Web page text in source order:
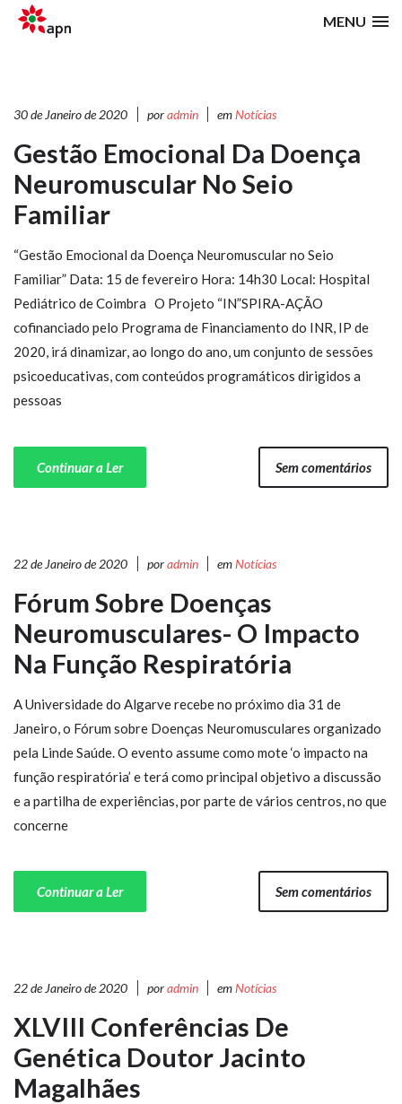
MENU
30 de Janeiro de 2020 poradmin emNotícias
Gestão Emocional Da Doença
Neuromuscular No Seio
Familiar
“Gestão Emocional da Doença Neuromuscular no Seio
Familiar” Data: 15 de fevereiro Hora: 14h30 Local: Hospital
Pediátrico de Coimbra O Projeto “IN”SPIRA-AÇÃO
cofinanciado pelo Programa de Financiamento do INR, IP de
2020, irá dinamizar, ao longo do ano, um conjunto de sessões
psicoeducativas, com conteúdos programáticos dirigidos a
pessoas
Continuar a Ler Sem comentários
22 de Janeiro de 2020 poradmin emNotícias
Fórum Sobre Doenças
Neuromusculares- O Impacto
Na Função Respiratória
A Universidade do Algarve recebe no próximo dia 31 de
Janeiro, o Fórum sobre Doenças Neuromusculares organizado
pela Linde Saúde. O evento assume como mote ‘o impacto na
função respiratória’ e terá como principal objetivo a discussão
e a partilha de experiências, por parte de vários centros, no que
concerne
Continuar a Ler Sem comentários
22 de Janeiro de 2020 poradmin emNotícias
XLVIII Conferências De
Genética Doutor Jacinto
Magalhães